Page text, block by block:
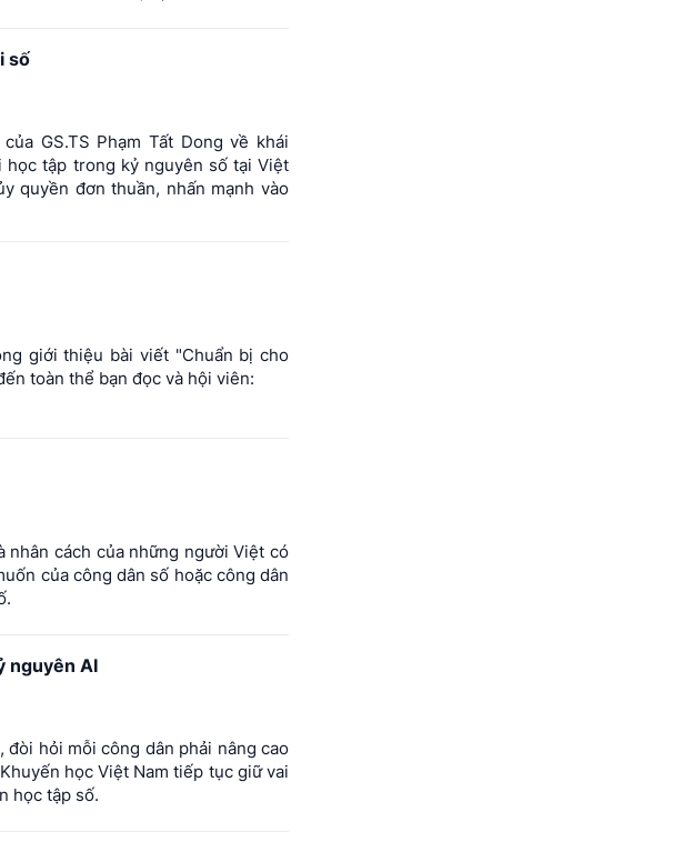
số
GS.TS Phạm Tất Dong về khái
tập trong kỷ nguyên số tại Việt
quyền đơn thuần, nhấn mạnh vào
giới thiệu bài viết "Chuẩn bị cho
toàn thể bạn đọc và hội viên:
nhân cách của những người Việt có
của công dân số hoặc công dân
nguyên AI
hỏi mỗi công dân phải nâng cao
học Việt Nam tiếp tục giữ vai
học tập số.